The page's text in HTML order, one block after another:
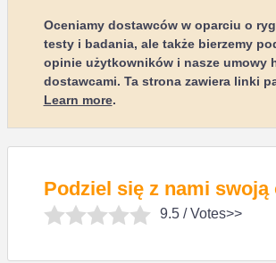
Oceniamy dostawców w oparciu o
testy i badania, ale także bierzemy
opinie użytkowników i nasze umowy
dostawcami. Ta strona zawiera linki
Learn more.
Podziel się z nami swoją
9.5/ Votes>>